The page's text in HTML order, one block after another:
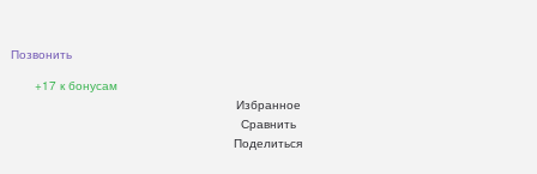
Позвонить
+17к бонусам
Избранное
Сравнить
Поделиться